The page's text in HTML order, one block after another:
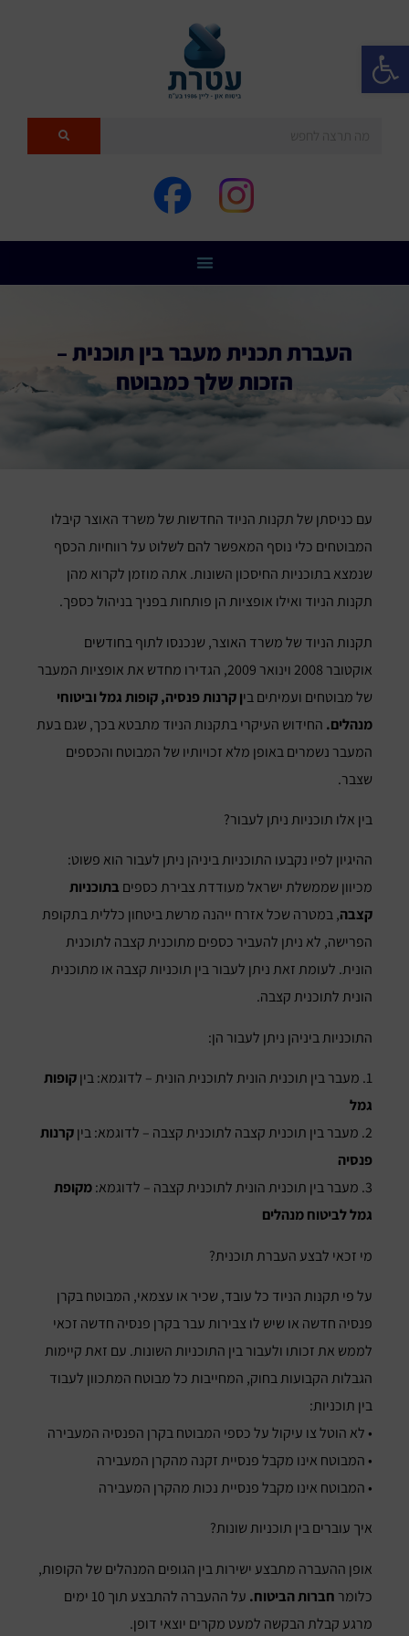
פתח סרגל נגישות
העברת תכנית מעבר בין תוכנית –
הזכות שלך כמבוטח
עם כניסתן של תקנות הניוד החדשות של משרד האוצר קיבלו
המבוטחים כלי נוסף המאפשר להם לשלוט על רווחיות הכסף
שנמצא בתוכניות החיסכון השונות. אתה מוזמן לקרוא מהן
תקנות הניוד ואילו אופציות הן פותחות בפניך בניהול כספך.
תקנות הניוד של משרד האוצר, שנכנסו לתוף בחודשים
אוקטובר 2008 וינואר 2009, הגדירו מחדש את אופציות המעבר
של מבוטחים ועמיתים בין קרנות פנסיה, קופות גמל וביטוחי
מנהלים. החידוש העיקרי בתקנות הניוד מתבטא בכך, שגם בעת
המעבר נשמרים באופן מלא זכויותיו של המבוטח והכספים
שצבר.
בין אלו תוכניות ניתן לעבור?
ההיגיון לפיו נקבעו התוכניות ביניהן ניתן לעבור הוא פשוט:
מכיוון שממשלת ישראל מעודדת צבירת כספים בתוכניות
קצבה, במטרה שכל אזרח ייהנה מרשת ביטחון כללית בתקופת
הפרישה, לא ניתן להעביר כספים מתוכנית קצבה לתוכנית
הונית. לעומת זאת ניתן לעבור בין תוכניות קצבה או מתוכנית
הונית לתוכנית קצבה.
התוכניות ביניהן ניתן לעבור הן:
1. מעבר בין תוכנית הונית לתוכנית הונית – לדוגמא: בין
קופות
גמל
2. מעבר בין תוכנית קצבה לתוכנית קצבה – לדוגמא: בין
קרנות
פנסיה
3. מעבר בין תוכנית הונית לתוכנית קצבה – לדוגמא:
מקופת
גמל לביטוח מנהלים
מי זכאי לבצע העברת תוכנית?
על פי תקנות הניוד כל עובד, שכיר או עצמאי, המבוטח בקרן
פנסיה חדשה או שיש לו צבירות עבר בקרן פנסיה חדשה זכאי
לממש את זכותו ולעבור בין התוכניות השונות. עם זאת קיימות
הגבלות הקבועות בחוק, המחייבות כל מבוטח המתכוון לעבוד
בין תוכניות:
• לא הוטל צו עיקול על כספי המבוטח בקרן הפנסיה המעבירה
• המבוטח אינו מקבל פנסיית זקנה מהקרן המעבירה
• המבוטח אינו מקבל פנסיית נכות מהקרן המעבירה
איך עוברים בין תוכניות שונות?
אופן ההעברה מתבצע ישירות בין הגופים המנהלים של הקופות,
כלומר חברות הביטוח.
על ההעברה להתבצע תוך 10 ימים
מרגע קבלת הבקשה למעט מקרים יוצאי דופן.